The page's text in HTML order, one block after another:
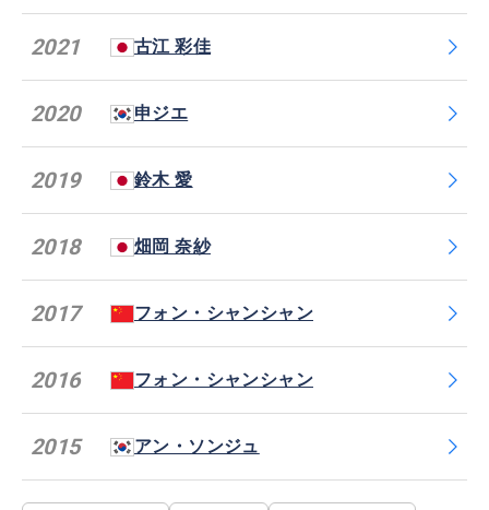
2021 古江 彩佳
2020 申ジエ
2019 鈴木 愛
2018 畑岡 奈紗
2017 フォン・シャンシャン
2016 フォン・シャンシャン
2015 アン・ソンジュ